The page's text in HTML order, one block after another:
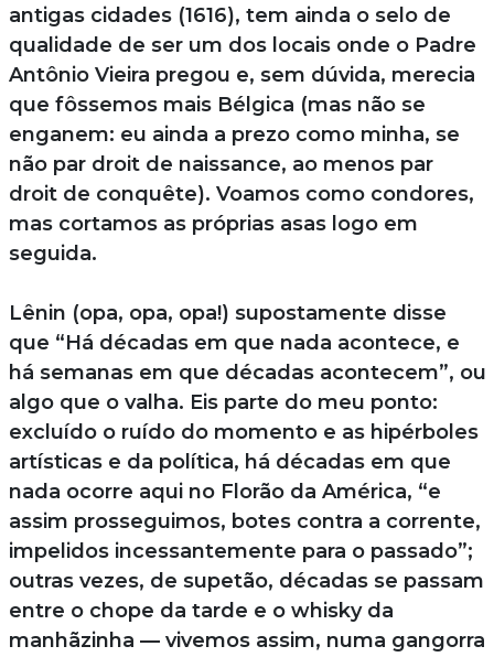
antigas cidades (1616), tem ainda o selo de
qualidade de ser um dos locais onde o Padre
Antônio Vieira pregou e, sem dúvida, merecia
que fôssemos mais Bélgica (mas não se
enganem: eu ainda a prezo como minha, se
não par droit de naissance, ao menos par
droit de conquête). Voamos como condores,
mas cortamos as próprias asas logo em
seguida.
Lênin (opa, opa, opa!) supostamente disse
que “Há décadas em que nada acontece, e
há semanas em que décadas acontecem”, ou
algo que o valha. Eis parte do meu ponto:
excluído o ruído do momento e as hipérboles
artísticas e da política, há décadas em que
nada ocorre aqui no Florão da América, “e
assim prosseguimos, botes contra a corrente,
impelidos incessantemente para o passado”;
outras vezes, de supetão, décadas se passam
entre o chope da tarde e o whisky da
manhãzinha — vivemos assim, numa gangorra